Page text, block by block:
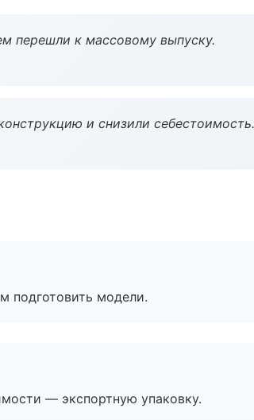
перешли к массовому выпуску.
и снизили себестоимость.
подготовить модели.
— экспортную упаковку.